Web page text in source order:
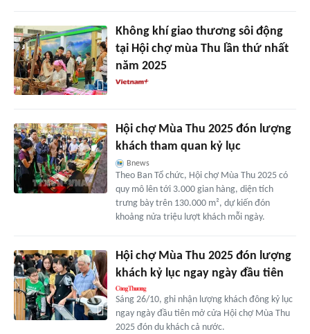
Không khí giao thương sôi động
tại Hội chợ mùa Thu lần thứ nhất
năm 2025
Hội chợ Mùa Thu 2025 đón lượng
khách tham quan kỷ lục
Bnews
Theo Ban Tổ chức, Hội chợ Mùa Thu 2025 có
quy mô lên tới 3.000 gian hàng, diện tích
trưng bày trên 130.000 m², dự kiến đón
khoảng nửa triệu lượt khách mỗi ngày.
Hội chợ Mùa Thu 2025 đón lượng
khách kỷ lục ngay ngày đầu tiên
Sáng 26/10, ghi nhận lượng khách đông kỷ lục
ngay ngày đầu tiên mở cửa Hội chợ Mùa Thu
2025 đón du khách cả nước.